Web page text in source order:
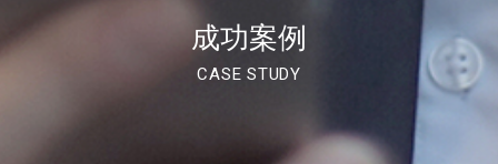
成功案例
CASE STUDY